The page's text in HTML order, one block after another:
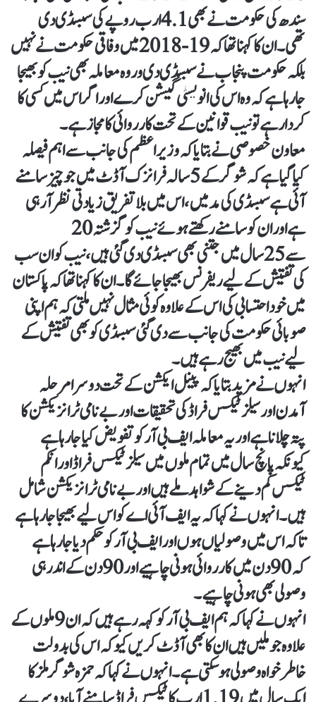
سندھ کی حکومت نے بھی 4.1ارب روپے کی سبسڈی دی
تھی۔ان کا کہنا تھا کہ 19-2018 میں وفاقی حکومت نے نہیں
بلکہ حکومت پنجاب نے سبسڈی دی ور وہ معاملہ بھی نیب کو بھیجا
جا رہا ہے کہ وہ اس کی انویسٹی گیشن کرے اور اگر اس میں کسی کا
کردار ہے تو نیب قوانین کے تحت کارروائی کا مجاز ہے۔
معاون خصوصی نے بتایا کہ وزیر اعظم کی جانب سے اہم فیصلہ
کیا گیا ہے کہ شوگر کے 5 سالہ فرانزک آڈٹ میں جو چیز سامنے
آئی ہے سبسڈی کی مد میں، اس میں بلاتفریق زیادتی نظر آ رہی
ہے اور ان کو سامنے رکھتے ہوئے نیب کو گزشتہ 20
سے 25سال میں جتنی بھی سبسڈی دی گئی ہیں، نیب کو ان سب
کی تفتیش کے لیے ریفرنس بھیجا جائے گا۔ان کا کہنا تھا کہ پاکستان
میں خود احتسابی کی اس کے علاوہ کوئی مثال نہیں ملتی کہ ہم اپنی
صوبائی حکومت کی جانب سے دی گئی سبسڈی کو بھی تفتیش کے
لیے نیب میں بھیج رہے ہیں۔
انہوں نے مزید بتایا کہ پینل ایکشن کے تحت دوسرا مرحلہ
آمدن اور سیلز ٹیکس فراڈ کی تحقیقات اور بے نامی ٹرانزیکشن کا
پتہ چلانا ہے اور یہ معاملہ ایف بی آر کو تفویض کیا جا رہا ہے
کیونکہ پانچ سال میں تمام ملوں میں سیلز ٹیکس فراڈ اور انکم
ٹیکس کم دینے کے شواہد ملے ہیں اور بے نامی ٹرانزیکشن شامل
ہیں۔انہوں نے کہا کہ یہ ایف آئی اے کو اس لیے بھیجا جا رہا ہے
تاکہ اس میں وصولیاں ہوں اور ایف بی آر کو حکم دیا جا رہا ہے
کہ 90دن میں کارروائی ہونی چاہیے اور 90 دن کے اندر ہی
وصولی بھی ہونی چاہیے۔
انہوں نے کہا کہ ہم ایف بی آر کو کہہ رہے ہیں کہ ان 9 ملوں کے
علاوہ جو ملیں ہیں ان کا بھی آڈٹ کریں کیوکہ اس کی بدولت
خاطر خواہ وصولی ہو سکتی ہے۔انہوں نے کہا کہ حمزہ شوگر ملز کا